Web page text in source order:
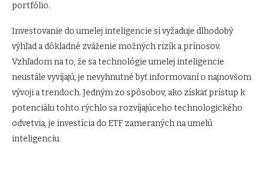
portfólio.
Investovanie do umelej inteligencie si vyžaduje dlhodobý
výhľad a dôkladné zváženie možných rizík a prínosov.
Vzhľadom na to, že sa technológie umelej inteligencie
neustále vyvíjajú, je nevyhnutné byť informovaní o najnovšom
vývoji a trendoch. Jedným zo spôsobov, ako získať prístup k
potenciálu tohto rýchlo sa rozvíjajúceho technologického
odvetvia, je investícia do ETF zameraných na umelú
inteligenciu.